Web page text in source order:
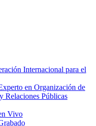
Internacional para el
en Organización de
Relaciones Públicas
Vivo